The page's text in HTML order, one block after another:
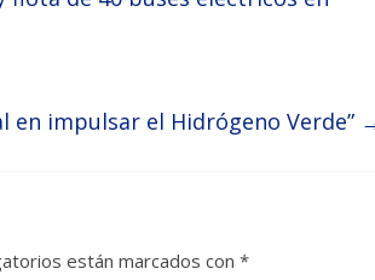
en impulsar el Hidrógeno Verde”
están marcados con *